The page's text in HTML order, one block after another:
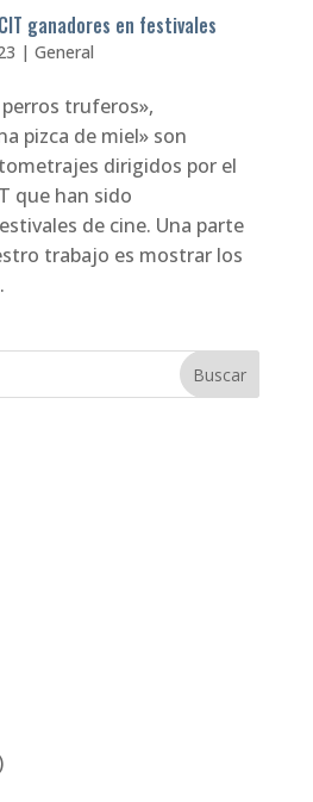
ganadores en festivales
| General
truferos»,
pizca de miel» son
dirigidos por el
que han sido
de cine. Una parte
trabajo es mostrar los